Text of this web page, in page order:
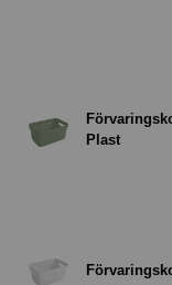
Plast